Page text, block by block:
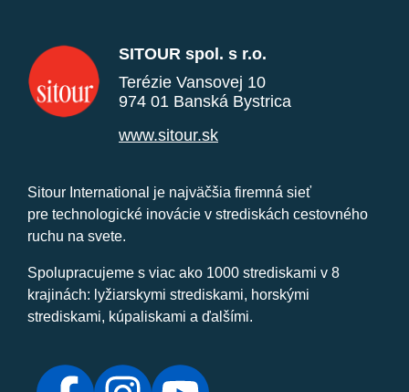
SITOUR spol. s r.o.
Terézie Vansovej 10
974 01 Banská Bystrica
www.sitour.sk
Sitour International je najväčšia firemná sieť
pre technologické inovácie v strediskách cestovného
ruchu na svete.
Spolupracujeme s viac ako 1000 strediskami v 8
krajinách: lyžiarskymi strediskami, horskými
strediskami, kúpaliskami a ďalšími.